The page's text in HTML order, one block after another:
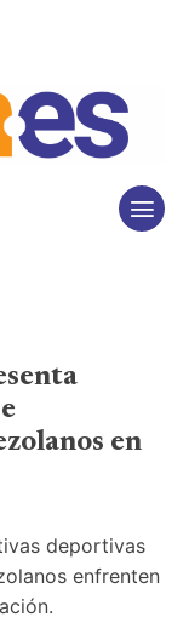
en
deportivas
enfrenten